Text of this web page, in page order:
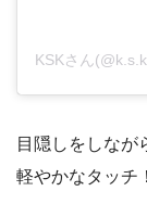
KSKさん
目隠しをしなが
軽やかなタッチ